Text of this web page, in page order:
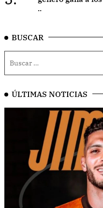
..
BUSCAR
ÚLTIMAS NOTICIAS